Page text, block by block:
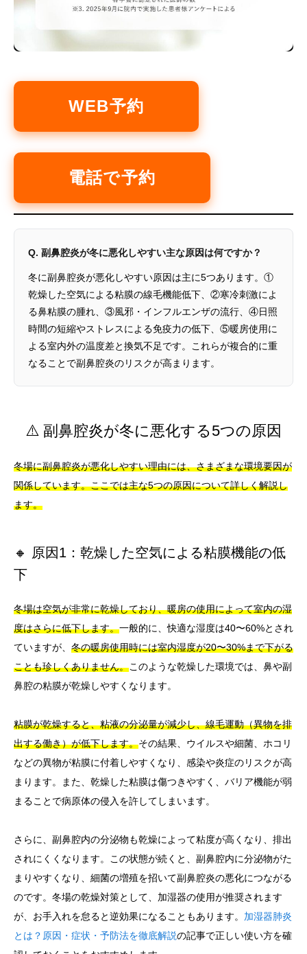
WEB予約
電話で予約
Q. 副鼻腔炎が冬に悪化しやすい主な原因は何ですか？
冬に副鼻腔炎が悪化しやすい原因は主に5つあります。①
乾燥した空気による粘膜の線毛機能低下、②寒冷刺激によ
る鼻粘膜の腫れ、③風邪・インフルエンザの流行、④日照
時間の短縮やストレスによる免疫力の低下、⑤暖房使用に
よる室内外の温度差と換気不足です。これらが複合的に重
なることで副鼻腔炎のリスクが高まります。
⚠️ 副鼻腔炎が冬に悪化する5つの原因
冬場に副鼻腔炎が悪化しやすい理由には、さまざまな環境要因が
関係しています。ここでは主な5つの原因について詳しく解説し
ます。
🔸 原因1：乾燥した空気による粘膜機能の低
下
冬場は空気が非常に乾燥しており、暖房の使用によって室内の湿
度はさらに低下します。一般的に、快適な湿度は40〜60%とされ
ていますが、 冬の暖房使用時には室内湿度が20〜30%まで下がる
ことも珍しくありません。このような乾燥した環境では、鼻や副
鼻腔の粘膜が乾燥しやすくなります。
粘膜が乾燥すると、粘液の分泌量が減少し、線毛運動（異物を排
出する働き）が低下します。その結果、ウイルスや細菌、ホコリ
などの異物が粘膜に付着しやすくなり、感染や炎症のリスクが高
まります。また、乾燥した粘膜は傷つきやすく、バリア機能が弱
まることで病原体の侵入を許してしまいます。
さらに、副鼻腔内の分泌物も乾燥によって粘度が高くなり、排出
されにくくなります。この状態が続くと、副鼻腔内に分泌物がた
まりやすくなり、細菌の増殖を招いて副鼻腔炎の悪化につながる
のです。冬場の乾燥対策として、加湿器の使用が推奨されます
が、お手入れを怠ると逆効果になることもあります。 加湿器肺炎
とは？原因・症状・予防法を徹底解説の記事で正しい使い方を確